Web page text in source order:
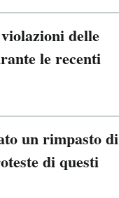
delle
le recenti
un rimpasto di
di questi